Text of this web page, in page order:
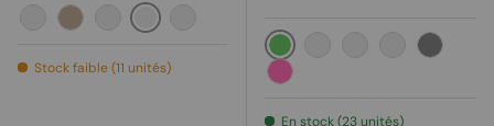
MokaSaga verteViolet poussiéreux
Stock faible (11 unités) Macha
En stock (23 unités)